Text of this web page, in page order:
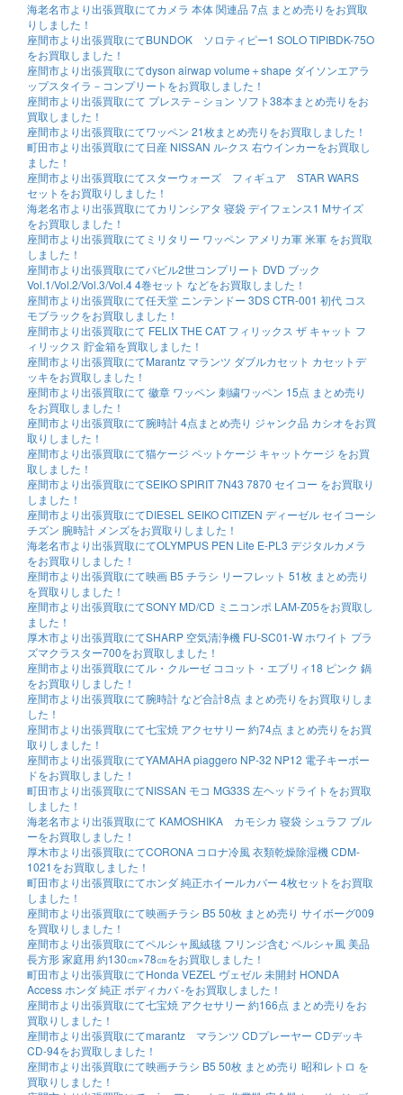
海老名市より出張買取にてカメラ 本体 関連品 7点 まとめ売りをお買取
りしました！
座間市より出張買取にてBUNDOK ソロティピー1 SOLO TIPIBDK-75O
をお買取しました！
座間市より出張買取にてdyson airwap volume＋shape ダイソンエアラ
ップスタイラ－コンプリートをお買取しました！
座間市より出張買取にて プレステ－ション ソフト38本まとめ売りをお
買取しました！
座間市より出張買取にてワッペン 21枚まとめ売りをお買取しました！
町田市より出張買取にて日産 NISSAN ル-クス 右ウインカーをお買取し
ました！
座間市より出張買取にてスターウォーズ フィギュア STAR WARS
セットをお買取りしました！
海老名市より出張買取にてカリンシアタ 寝袋 デイフェンス1 Mサイズ
をお買取しました！
座間市より出張買取にてミリタリー ワッペン アメリカ軍 米軍 をお買取
しました！
座間市より出張買取にてバビル2世コンプリート DVD ブック
Vol.1/Vol.2/Vol.3/Vol.4 4巻セット などをお買取しました！
座間市より出張買取にて任天堂 ニンテンドー 3DS CTR-001 初代 コス
モブラックをお買取しました！
座間市より出張買取にて FELIX THE CAT フィリックス ザ キャット フ
ィリックス 貯金箱を買取しました！
座間市より出張買取にてMarantz マランツ ダブルカセット カセットデ
ッキをお買取しました！
座間市より出張買取にて 徽章 ワッペン 刺繍ワッペン 15点 まとめ売り
をお買取しました！
座間市より出張買取にて腕時計 4点まとめ売り ジャンク品 カシオをお買
取りしました！
座間市より出張買取にて猫ケージ ペットケージ キャットケージ をお買
取しました！
座間市より出張買取にてSEIKO SPIRIT 7N43 7870 セイコー をお買取り
しました！
座間市より出張買取にてDIESEL SEIKO CITIZEN ディーゼル セイコーシ
チズン 腕時計 メンズをお買取りしました！
海老名市より出張買取にてOLYMPUS PEN Lite E-PL3 デジタルカメラ
をお買取りしました！
座間市より出張買取にて映画 B5 チラシ リーフレット 51枚 まとめ売り
を買取りしました！
座間市より出張買取にてSONY MD/CD ミニコンポ LAM-Z05をお買取し
ました！
厚木市より出張買取にてSHARP 空気清浄機 FU-SC01-W ホワイト プラ
ズマクラスター700をお買取しました！
座間市より出張買取にてル・クルーゼ ココット・エブリィ18 ピンク 鍋
をお買取りしました！
座間市より出張買取にて腕時計 など合計8点 まとめ売りをお買取りしま
した！
座間市より出張買取にて七宝焼 アクセサリー 約74点 まとめ売りをお買
取りしました！
座間市より出張買取にてYAMAHA piaggero NP-32 NP12 電子キーボー
ドをお買取しました！
町田市より出張買取にてNISSAN モコ MG33S 左ヘッドライトをお買取
しました！
海老名市より出張買取にて KAMOSHIKA カモシカ 寝袋 シュラフ ブル
ーをお買取しました！
厚木市より出張買取にてCORONA コロナ冷風 衣類乾燥除湿機 CDM-
1021をお買取しました！
町田市より出張買取にてホンダ 純正ホイールカバー 4枚セットをお買取
しました！
座間市より出張買取にて映画チラシ B5 50枚 まとめ売り サイボーグ009
を買取りしました！
座間市より出張買取にてペルシャ風絨毯 フリンジ含む ペルシャ風 美品
長方形 家庭用 約130㎝×78㎝をお買取しました！
町田市より出張買取にてHonda VEZEL ヴェゼル 未開封 HONDA
Access ホンダ 純正 ボディカバ -をお買取しました！
座間市より出張買取にて七宝焼 アクセサリー 約166点 まとめ売りをお
買取りしました！
座間市より出張買取にてmarantz マランツ CDプレーヤー CDデッキ
CD-94をお買取しました！
座間市より出張買取にて映画チラシ B5 50枚 まとめ売り 昭和レトロ を
買取りしました！